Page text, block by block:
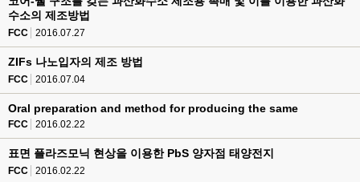
수소의 제조방법
FCC 2016.07.27
ZIFs 나노입자의 제조 방법
FCC 2016.07.04
Oral preparation and method for producing the same
FCC 2016.02.22
표면 플라즈모닉 현상을 이용한 PbS 양자점 태양전지
FCC 2016.02.22